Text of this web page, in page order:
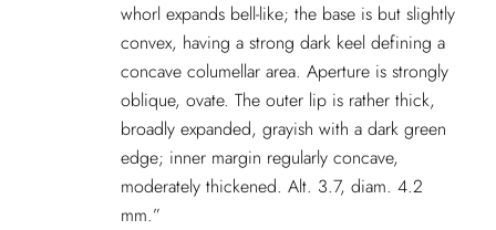
whorl expands bell-like; the base is but slightly
convex, having a strong dark keel defining a
concave columellar area. Aperture is strongly
oblique, ovate. The outer lip is rather thick,
broadly expanded, grayish with a dark green
edge; inner margin regularly concave,
moderately thickened. Alt. 3.7, diam. 4.2
mm.”